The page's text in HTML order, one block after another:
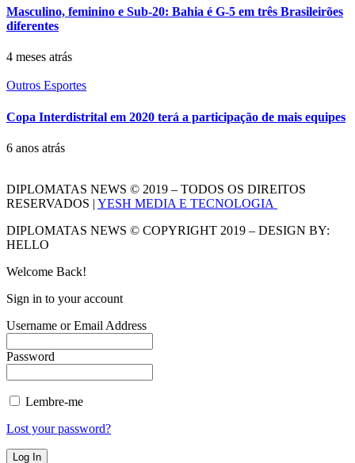
Masculino, feminino e Sub-20: Bahia é G-5 em três Brasileirões
diferentes
4 meses atrás
Outros Esportes
Copa Interdistrital em 2020 terá a participação de mais equipes
6 anos atrás
DIPLOMATAS NEWS © 2019 – TODOS OS DIREITOS
RESERVADOS | YESH MEDIA E TECNOLOGIA
DIPLOMATAS NEWS © COPYRIGHT 2019 – DESIGN BY:
HELLO
Welcome Back!
Sign in to your account
Username or Email Address
Password
Lembre-me
Lost your password?